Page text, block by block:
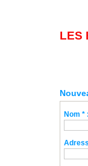
LES
Nom * :